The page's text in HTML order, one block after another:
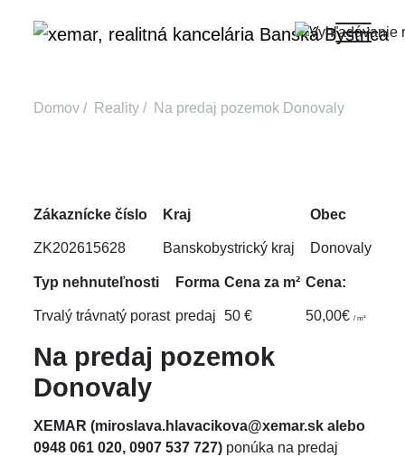
Domov Reality Na predaj pozemok Donovaly
Zákaznícke číslo
ZK202615628
Kraj
Banskobystrický kraj
Obec
Donovaly
Typ nehnuteľnosti
Trvalý trávnatý porast
Forma
predaj
Cena za m²
50 €
Cena:
50,00€/ m²
Na predaj pozemok
Donovaly
XEMAR (miroslava.hlavacikova@xemar.sk alebo
0948 061 020, 0907 537 727) ponúka na predaj